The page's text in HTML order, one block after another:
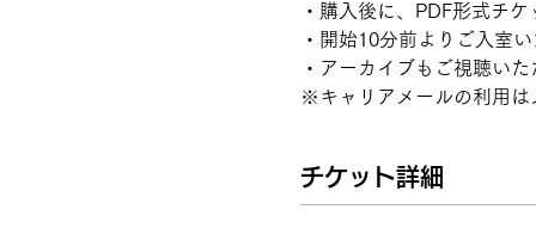
・購入後に、PDF形式チ
・開始10分前よりご入室い
・アーカイブもご視聴い
※キャリアメールの利用は
チケット詳細